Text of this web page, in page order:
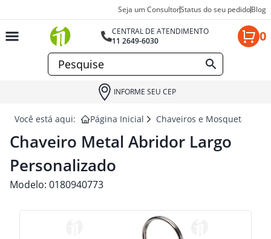
Seja um ConsultorStatus do seu pedidoBlog
CENTRAL DE ATENDIMENTO
11 2649-6030
0
INFORME SEU CEP
Você está aqui: Página Inicial Chaveiros e Mosquetão
Chaveiro Metal Abridor Largo
Personalizado
Modelo: 0180940773